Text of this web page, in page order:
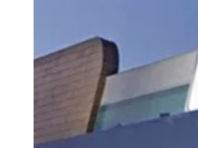
Guia de Empresas
Divulgar Vagas
Novo
Publicidade Legal
Negócios Regionais
Turismo
Segurança Regional
Hospitais Estaduais
Parques & Represas